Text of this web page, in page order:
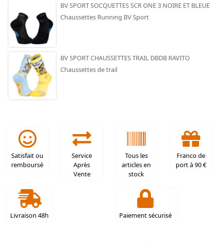
BV SPORT SOCQUETTES SCR ONE 3 NOIRE ET BLEUE
Chaussettes Running BV Sport
BV SPORT CHAUSSETTES TRAIL DBDB RAVITO
Chaussettes de trail
Satisfait ou
remboursé
Service
Après
Vente
Tous les
articles en
stock
Franco de
port à 90 €
Livraison 48h Paiement sécurisé